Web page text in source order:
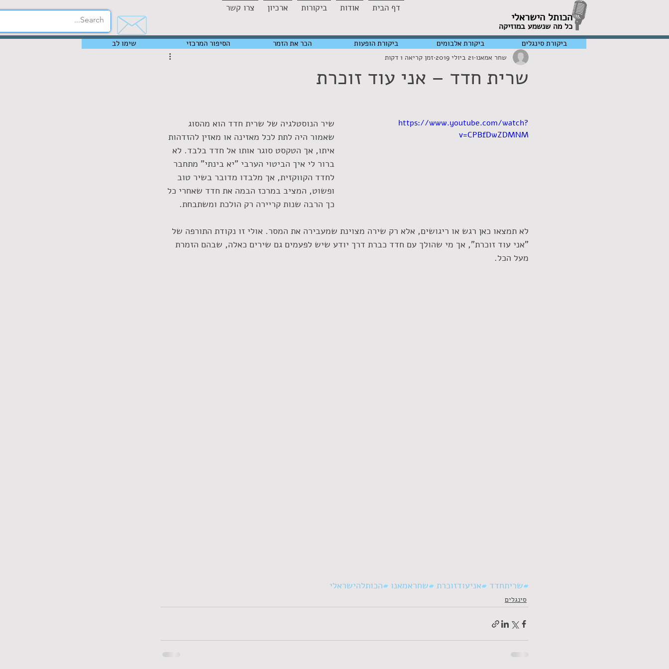
הכותל הישראלי
כל מה שנשמע במוזיקה
דף הבית אודות ביקורות ארכיון צרו קשר
שרית חדד – אני עוד זוכרת
שחר אמאנו 21 ביולי 2019 זמן קריאה 1 דקות
https://www.youtube.com/watch?
v=CPBfDwZDMNM
שיר הנוסטלגיה של שרית חדד הוא מהסוג
שאמור היה לתת לכל מאזינה או מאזין להזדהות
איתו, אך הטקסט סוגר אותו אל חדד בלבד. לא
ברור לי איך הביטוי הערבי "יא בינתי" מתחבר
לחדד הקווקזית, אך מלבדו מדובר בשיר טוב
ופשוט, המציב במרכז הבמה את חדד שאחרי כל
כך הרבה שנות קריירה רק הולכת ומשתבחת.
לא תמצאו כאן רגש או ריגושים, אלא רק שירה מצוינת שמעבירה את המסר. אולי זו נקודת התורפה של
"אני עוד זוכרת", אך מי שהולך עם חדד כברת דרך יודע שיש לפעמים גם שירים כאלה, שבהם הזמרת
מעל הכל.
#שריתחדד #אניעודזוכרת #שחראמאנו #הכותלהישראלי
סינגלים
שימו לב הסיפור המרכזי הכר את הזמר ביקורת הופעות ביקורת אלבומים ביקורת סינגלים